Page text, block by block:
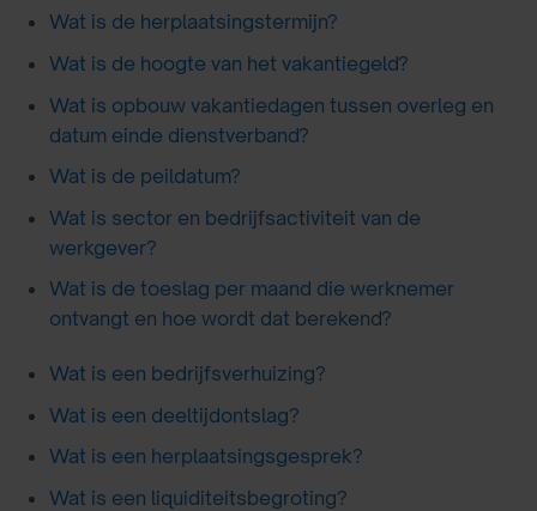
Wat is de herplaatsingstermijn?
Wat is de hoogte van het vakantiegeld?
Wat is opbouw vakantiedagen tussen overleg en
datum einde dienstverband?
Wat is de peildatum?
Wat is sector en bedrijfsactiviteit van de
werkgever?
Wat is de toeslag per maand die werknemer
ontvangt en hoe wordt dat berekend?
Wat is een bedrijfsverhuizing?
Wat is een deeltijdontslag?
Wat is een herplaatsingsgesprek?
Wat is een liquiditeitsbegroting?